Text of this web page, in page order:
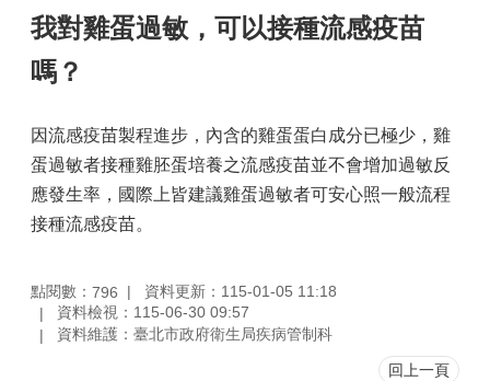
我對雞蛋過敏，可以接種流感疫苗
嗎？
因流感疫苗製程進步，內含的雞蛋蛋白成分已極少，雞
蛋過敏者接種雞胚蛋培養之流感疫苗並不會增加過敏反
應發生率，國際上皆建議雞蛋過敏者可安心照一般流程
接種流感疫苗。
點閱數： 796
資料更新：115-01-05 11:18
資料檢視：115-06-30 09:57
資料維護：臺北市政府衛生局疾病管制科
回上一頁